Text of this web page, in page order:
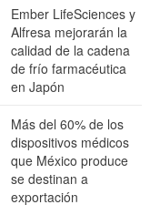
Ember LifeSciences y
Alfresa mejorarán la
calidad de la cadena
de frío farmacéutica
en Japón
Más del 60% de los
dispositivos médicos
que México produce
se destinan a
exportación